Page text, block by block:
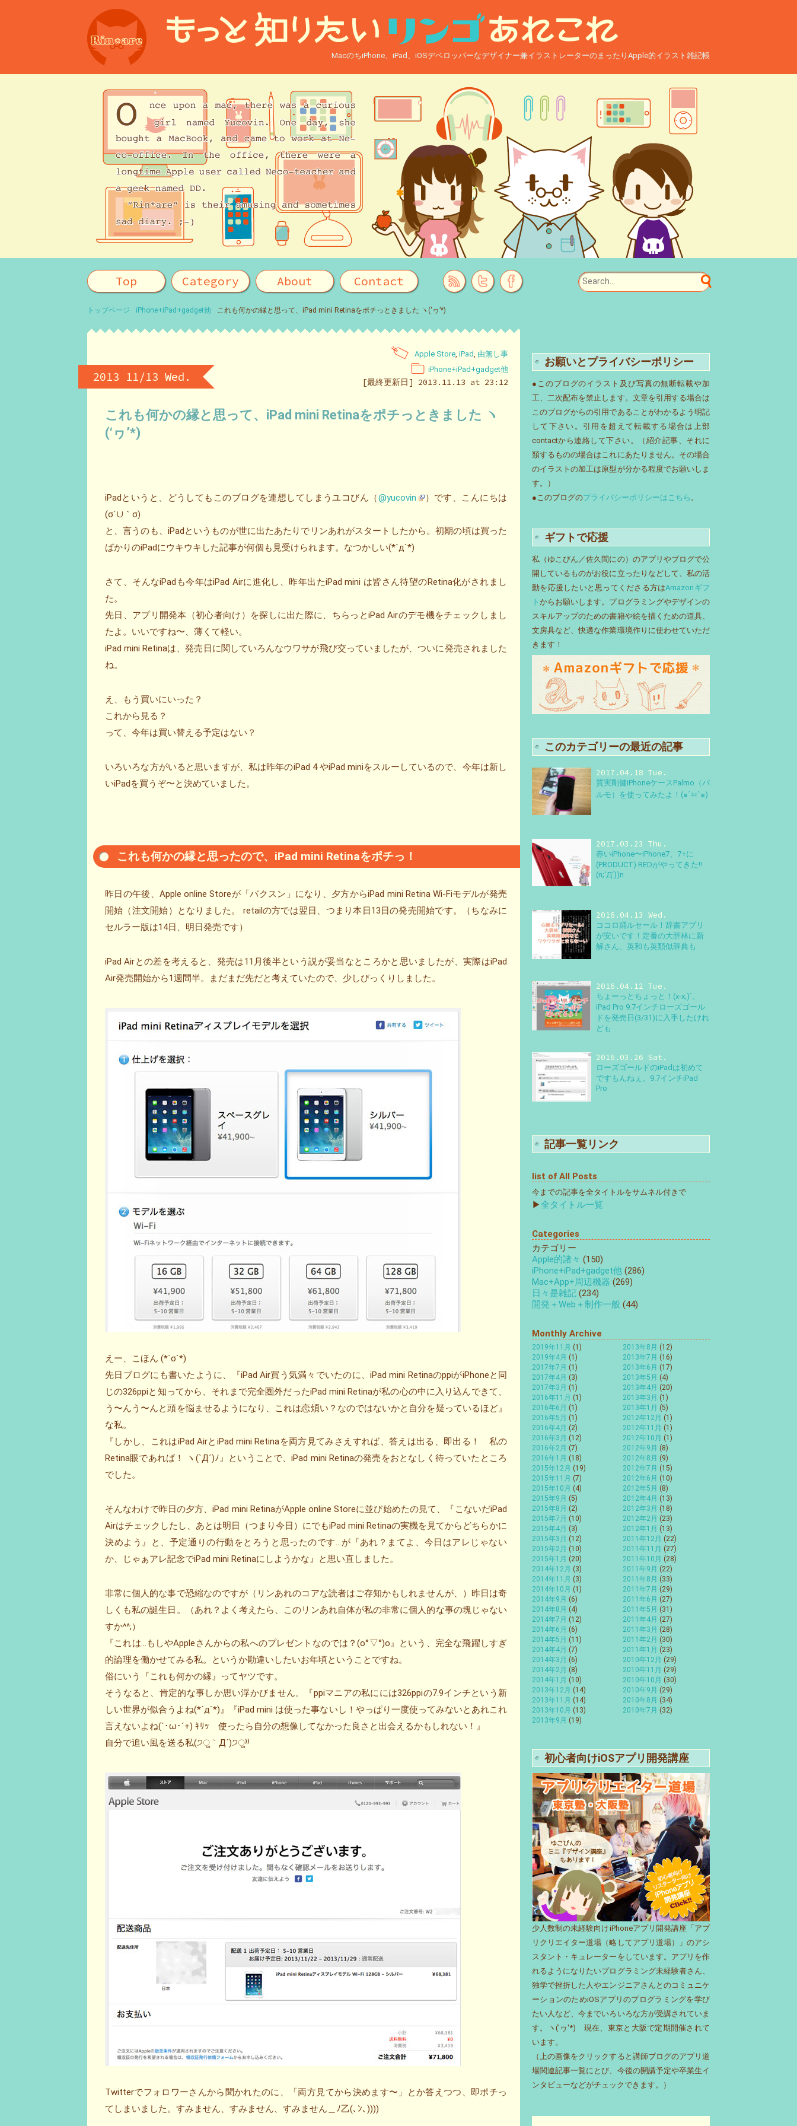
MacのちiPhone、iPad、iOSデベロッパーなデザイナー兼イラストレーターのまったりApple的イラスト雑記帳
Top Category About Contact
トップページ iPhone+iPad+gadget他 これも何かの縁と思って、iPad mini Retinaをポチっときました ヽ(‘ヮ’*)ゝ
2013 11/13 Wed.
iPhone+iPad+gadget他
Apple Store, iPad, 由無し事
[最終更新日] 2013.11.13 at 23:12
これも何かの縁と思って、iPad mini Retinaをポチっときました ヽ
(‘ヮ’*)ゝ
iPadというと、どうしてもこのブログを連想してしまうユコびん（@yucovin
）です、こんにちは
(σ´∪｀σ)
と、言うのも、iPadというものが世に出たあたりでリンあれがスタートしたから。初期の頃は買った
ばかりのiPadにウキウキした記事が何個も見受けられます。なつかしい(*´д`*)
さて、そんなiPadも今年はiPad Airに進化し、昨年出たiPad mini は皆さん待望のRetina化がされまし
た。
先日、アプリ開発本（初心者向け）を探しに出た際に、ちらっとiPad Airのデモ機をチェックしまし
たよ。いいですね〜、薄くて軽い。
iPad mini Retinaは、発売日に関していろんなウワサが飛び交っていましたが、ついに発売されました
ね。
え、もう買いにいった？
これから見る？
って、今年は買い替える予定はない？
いろいろな方がいると思いますが、私は昨年のiPad 4 やiPad miniをスルーしているので、今年は新し
いiPadを買うぞ〜と決めていました。
これも何かの縁と思ったので、iPad mini Retinaをポチっ！
昨日の午後、Apple online Storeが「バクスン」になり、夕方からiPad mini Retina Wi-Fiモデルが発売
開始（注文開始）となりました。 retailの方では翌日、つまり本日13日の発売開始です。（ちなみに
セルラー版は14日、明日発売です）
iPad Airとの差を考えると、発売は11月後半という説が妥当なところかと思いましたが、実際はiPad
Air発売開始から1週間半。まだまだ先だと考えていたので、少しびっくりしました。
えー、こほん (*´σ`*)
先日ブログにも書いたように、『iPad Air買う気満々でいたのに、iPad mini RetinaのppiがiPhoneと同
じの326ppiと知ってから、それまで完全圏外だったiPad mini Retinaが私の心の中に入り込んできて、
う〜んう〜んと頭を悩ませるようになり、これは恋煩い？なのではないかと自分を疑っているほど』
な私。
『しかし、これはiPad AirとiPad mini Retinaを両方見てみさえすれば、答えは出る、即出る！ 私の
Retina眼であれば！ ヽ(`Д´)ﾉ』ということで、iPad mini Retinaの発売をおとなしく待っていたところ
でした。
そんなわけで昨日の夕方、iPad mini RetinaがApple online Storeに並び始めたの見て、『こないだiPad
Airはチェックしたし、あとは明日（つまり今日）にでもiPad mini Retinaの実機を見てからどちらかに
決めよう』と、予定通りの行動をとろうと思ったのです…が『あれ？まてよ、今日はアレじゃない
か、じゃぁアレ記念でiPad mini Retinaにしようかな』と思い直しました。
非常に個人的な事で恐縮なのですが（リンあれのコアな読者はご存知かもしれませんが、）昨日は奇
しくも私の誕生日。（あれ？よく考えたら、このリンあれ自体が私の非常に個人的な事の塊じゃない
すか^^;）
『これは…もしやAppleさんからの私へのプレゼントなのでは？(o°▽°)o』という、完全な飛躍しすぎ
的論理を働かせてみる私。というか勘違いしたいお年頃ということですね。
俗にいう『これも何かの縁』ってヤツです。
そうなると、肯定的な事しか思い浮かびません。『ppiマニアの私にには326ppiの7.9インチという新
しい世界が似合うよね(*´д`*)』『iPad mini は使った事ないし！やっぱり一度使ってみないとあれこれ
言えないよね(`･ω･´+) ｷﾘｯ 使ったら自分の想像してなかった良さと出会えるかもしれない！』
自分で追い風を送る私(੭ु｀Д´)੭ु⁾⁾
Twitterでフォロワーさんから聞かれたのに、「両方見てから決めます〜」とか答えつつ、即ポチっ
てしまいました。すみません、すみません、すみません＿ﾉ乙(､ﾝ､))))
お願いとプライバシーポリシー
●このブログのイラスト及び写真の無断転載や加
工、二次配布を禁止します。文章を引用する場合は
このブログからの引用であることがわかるよう明記
して下さい。引用を超えて転載する場合は上部
contactから連絡して下さい。（紹介記事、それに
類するものの場合はこれにあたりません。その場合
のイラストの加工は原型が分かる程度でお願いしま
す。）
●このブログのプライバシーポリシーはこちら 。
ギフトで応援
私（ゆこびん／佐久間にの）のアプリやブログで公
開しているものがお役に立ったりなどして、私の活
動を応援したいと思ってくださる方はAmazonギフ
トからお願いします。プログラミングやデザインの
スキルアップのための書籍や絵を描くための道具、
文房具など、快適な作業環境作りに使わせていただ
きます！
このカテゴリーの最近の記事
2017.04.18 Tue.
質実剛健iPhoneケースPalmo（パ
ルモ）を使ってみたよ！(๑´ㅂ`๑)
2017.03.23 Thu.
赤いiPhone〜iPhone7、7+に
(PRODUCT) REDがやってきた!!
(n;‘Д‘))n
2016.04.13 Wed.
ココロ踊ルセール！辞書アプリ
が安いです！定番の大辞林に新
解さん、英和も英類似辞典も
2016.04.12 Tue.
ちょーっとちょっと！(x-x;)`、
iPad Pro 9.7インチローズゴール
ドを発売日(3/31)に入手したけれ
ども
2016.03.26 Sat.
ローズゴールドのiPadは初めて
ですもんねぇ。9.7インチiPad
Pro
記事一覧リンク
list of All Posts
今までの記事を全タイトルをサムネル付きで
▶全タイトル一覧
Categories
カテゴリー
Apple的諸々 (150)
iPhone+iPad+gadget他 (286)
Mac+App+周辺機器 (269)
日々是雑記 (234)
開発＋Web＋制作一般 (44)
Monthly Archive
2019年11月 (1)
2019年4月 (1)
2017年7月 (1)
2017年4月 (3)
2017年3月 (1)
2016年11月 (1)
2016年6月 (1)
2016年5月 (1)
2016年4月 (2)
2016年3月 (12)
2016年2月 (7)
2016年1月 (18)
2015年12月 (19)
2015年11月 (7)
2015年10月 (4)
2015年9月 (5)
2015年8月 (2)
2015年7月 (10)
2015年4月 (3)
2015年3月 (12)
2015年2月 (10)
2015年1月 (20)
2014年12月 (3)
2014年11月 (3)
2014年10月 (1)
2014年9月 (6)
2014年8月 (4)
2014年7月 (12)
2014年6月 (6)
2014年5月 (11)
2014年4月 (7)
2014年3月 (6)
2014年2月 (8)
2014年1月 (10)
2013年12月 (14)
2013年11月 (14)
2013年10月 (13)
2013年9月 (19)
2013年8月 (12)
2013年7月 (16)
2013年6月 (17)
2013年5月 (4)
2013年4月 (20)
2013年3月 (1)
2013年1月 (5)
2012年12月 (1)
2012年11月 (1)
2012年10月 (1)
2012年9月 (8)
2012年8月 (9)
2012年7月 (15)
2012年6月 (10)
2012年5月 (8)
2012年4月 (13)
2012年3月 (18)
2012年2月 (23)
2012年1月 (13)
2011年12月 (22)
2011年11月 (27)
2011年10月 (28)
2011年9月 (22)
2011年8月 (33)
2011年7月 (29)
2011年6月 (27)
2011年5月 (31)
2011年4月 (27)
2011年3月 (28)
2011年2月 (30)
2011年1月 (23)
2010年12月 (29)
2010年11月 (29)
2010年10月 (30)
2010年9月 (29)
2010年8月 (34)
2010年7月 (32)
初心者向けiOSアプリ開発講座
少人数制の未経験向けiPhoneアプリ開発講座「アプ
リクリエイター道場（略してアプリ道場）」のアシ
スタント・キュレーターをしています。アプリを作
れるようになりたいプログラミング未経験者さん、
独学で挫折した人やエンジニアさんとのコミュニケ
ーションのためiOSアプリのプログラミングを学び
たい人など、今までいろいろな方が受講されていま
す。ヽ('ヮ'*)ゝ現在、東京と大阪で定期開催されて
います。
（上の画像をクリックすると講師ブログのアプリ道
場関連記事一覧にとび、今後の開講予定や卒業生イ
ンタビューなどがチェックできます。）